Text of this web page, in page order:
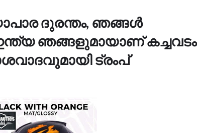
ദുരന്തം, ഞങ്ങള്‍
ഞങ്ങളുമായാണ് കച്ചവടം
ട്രംപ്